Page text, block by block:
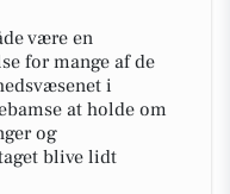
være en
for mange af de
i
at holde om
og
blive lidt